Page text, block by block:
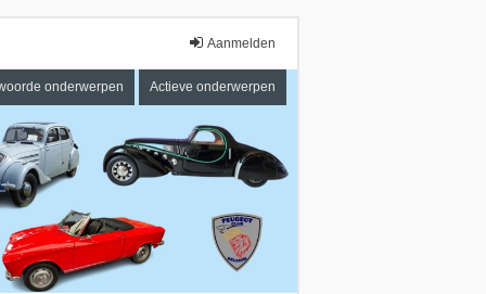
Aanmelden
onderwerpen Actieve onderwerpen